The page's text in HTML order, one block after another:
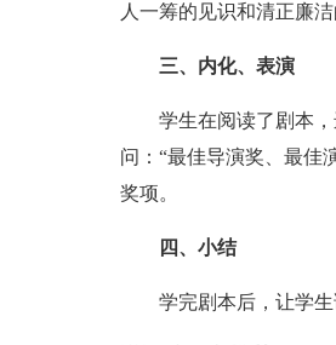
人一筹的见识和清正廉
三、内化、表演
学生在阅读了剧本
问：“最佳导演奖、最佳
奖项。
四、小结
学完剧本后，让学